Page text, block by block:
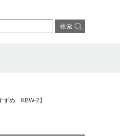
ずめ KBW-2】